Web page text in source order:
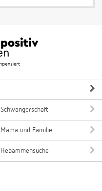
Schwangerschaft
Mama und Familie
Hebammensuche